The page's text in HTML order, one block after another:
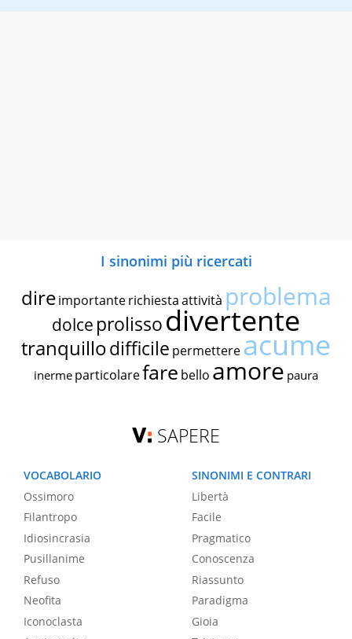
I sinonimi più ricercati
dire importante richiestaattività problema
dolce prolissodivertente
tranquillodifficile permettereacume
inerme particolarefare bello amore paura
SAPERE
VOCABOLARIO
Ossimoro
Filantropo
Idiosincrasia
Pusillanime
Refuso
Neofita
Iconoclasta
SINONIMI E CONTRARI
Libertà
Facile
Pragmatico
Conoscenza
Riassunto
Paradigma
Gioia